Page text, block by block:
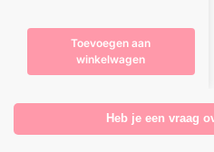
Toevoegen aan
winkelwagen
Heb je een vraag